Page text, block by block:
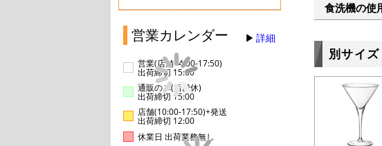
営業カレンダー 詳細
営業(店舗14:00-17:50)
出荷締切 15:00
通販のみ(店舗休)
出荷締切 15:00
店舗(10:00-17:50)+発送
出荷締切 12:00
休業日 出荷業務無し
食洗機の使
別サイ